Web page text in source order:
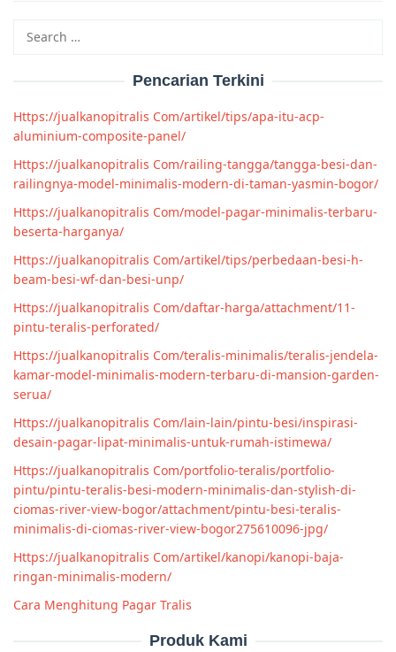
for:
Pencarian Terkini
Https://jualkanopitralis Com/artikel/tips/apa-itu-acp-
aluminium-composite-panel/
Https://jualkanopitralis Com/railing-tangga/tangga-besi-dan-
railingnya-model-minimalis-modern-di-taman-yasmin-bogor/
Https://jualkanopitralis Com/model-pagar-minimalis-terbaru-
beserta-harganya/
Https://jualkanopitralis Com/artikel/tips/perbedaan-besi-h-
beam-besi-wf-dan-besi-unp/
Https://jualkanopitralis Com/daftar-harga/attachment/11-
pintu-teralis-perforated/
Https://jualkanopitralis Com/teralis-minimalis/teralis-jendela-
kamar-model-minimalis-modern-terbaru-di-mansion-garden-
serua/
Https://jualkanopitralis Com/lain-lain/pintu-besi/inspirasi-
desain-pagar-lipat-minimalis-untuk-rumah-istimewa/
Https://jualkanopitralis Com/portfolio-teralis/portfolio-
pintu/pintu-teralis-besi-modern-minimalis-dan-stylish-di-
ciomas-river-view-bogor/attachment/pintu-besi-teralis-
minimalis-di-ciomas-river-view-bogor275610096-jpg/
Https://jualkanopitralis Com/artikel/kanopi/kanopi-baja-
ringan-minimalis-modern/
Cara Menghitung Pagar Tralis
Produk Kami